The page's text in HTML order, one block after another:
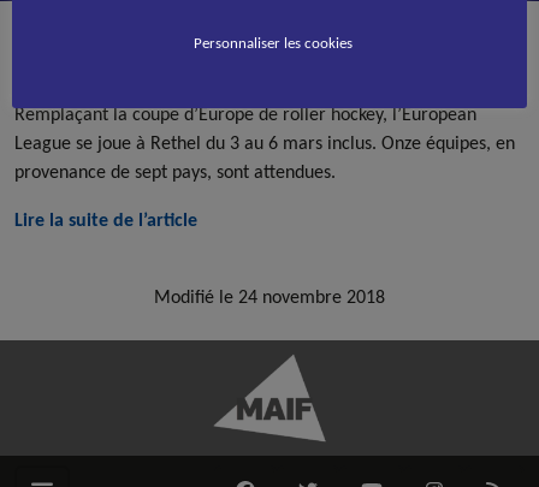
Remplaçant la coupe d’Europe de roller hockey, l’European
League se joue à Rethel du 3 au 6 mars inclus. Onze équipes, en
provenance de sept pays, sont attendues.
Lire la suite de l’article
Modifié le 24 novembre 2018
Personnaliser les cookies